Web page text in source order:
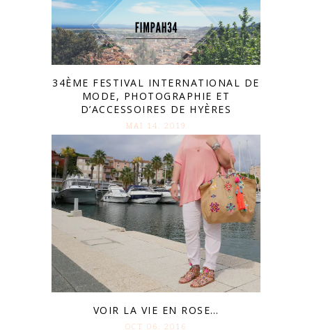
34ÈME FESTIVAL INTERNATIONAL DE
MODE, PHOTOGRAPHIE ET
D’ACCESSOIRES DE HYÈRES
MAI 14. 2019
VOIR LA VIE EN ROSE…
OCT 06. 2016